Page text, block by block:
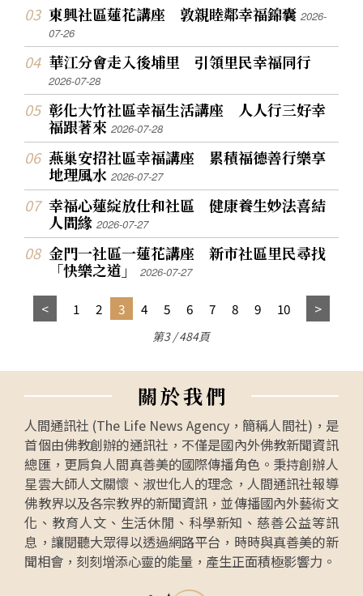
東興社區蓮花講座 敦親睦鄰幸福錦囊2026-
07-26
華江分會走入後埔里 引領里民幸福同行
2026-07-28
彰化大竹社區幸福生活講座 人人行三好幸
福跟著來2026-07-28
燕巢安招社區幸福講座 累積福德善行樂享
地理風水2026-07-27
幸福心蓮綻放仕和社區 健康養生妙法喜結
人間緣2026-07-27
金門一社區一蓮花講座 新市社區里民尋找
「快樂之道」2026-07-27
1 2 3 4 5 6 7 8 9 10
第3 / 484頁
關於我們
人間通訊社 (The Life News Agency，簡稱人間社)，是
首個由佛教創辦的通訊社，不僅是國內外佛教新聞資訊
總匯，更肩負人間真善美的國際傳播角色。秉持創辦人
星雲大師人文關懷、淑世化人的理念，人間通訊社報導
佛教界以及各宗教界的新聞資訊，並傳播國內外藝術文
化、教育人文、生活休閒、科學新知、慈善公益等訊
息，讓閱聽大眾得以透過網路平台，時時與真善美的新
聞相會，刻刻增添心靈的能量，產生正面積極影響力。